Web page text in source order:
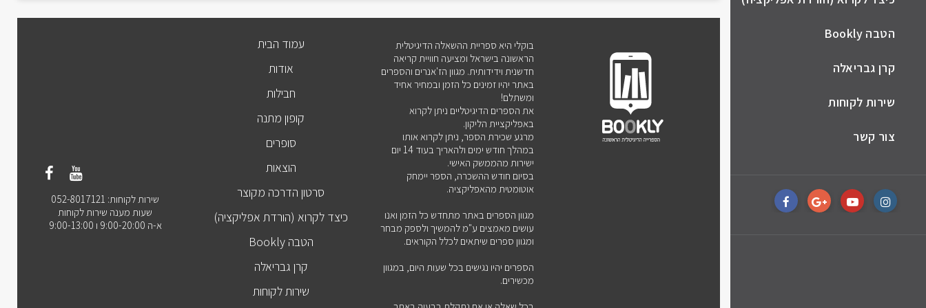
הטבה Bookly
קרן גבריאלה
שירות לקוחות
צור קשר
בוקלי היא ספריית ההשאלה הדיגיטלית
הראשונה בישראל ומציעה חוויית קריאה
חדשנית וידידותית. מגוון הז'אנרים והספרים
באתר יהיו זמינים כל הזמן ובמחיר אחיד
ומשתלם!
את הספרים הדיגיטליים ניתן לקרוא
באפליקציית הליקון.
מרגע שכירת הספר, ניתן לקרוא אותו
במהלך חודש ימים ולהאריך בעוד 14 יום
ישירות מהממשק האישי.
בסיום חודש ההשכרה, הספר יימחק
אוטומטית מהאפליקציה.
מגוון הספרים באתר מתחדש כל הזמן ואנו
עושים מאמצים ע"מ להמשיך ולספק מבחר
ומגוון ספרים שיתאים לכלל הקוראים.
הספרים יהיו נגישים בכל שעות היום, במגוון
מכשירים.
עמוד הבית
אודות
חבילות
קופון מתנה
סופרים
הוצאות
סרטון הדרכה מקוצר
כיצד לקרוא (הורדת אפליקציה)
הטבה Bookly
קרן גבריאלה
שירות לקוחות
שירות לקוחות: 052-8017121
שעות מענה שירות לקוחות
א-ה 9:00-20:00 ו 9:00-13:00